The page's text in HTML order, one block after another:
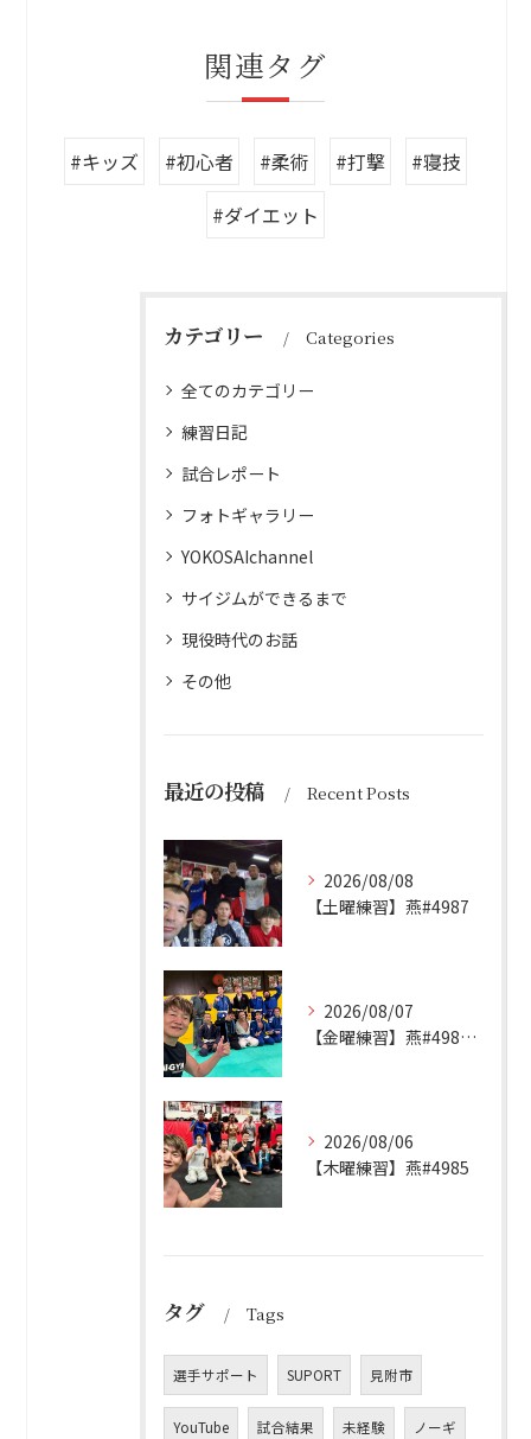
関連タグ
#キッズ #初心者 #柔術 #打撃
#寝技
#ダイエット
カテゴリー Categories
全てのカテゴリー
練習日記
試合レポート
フォトギャラリー
YOKOSAIchannel
サイジムができるまで
現役時代のお話
その他
最近の投稿 Recent Posts
2026/08/08
【土曜練習】燕#4987
2026/08/07
【金曜練習】燕#4986見附#493
2026/08/06
【木曜練習】燕#4985
タグ Tags
選手サポート SUPORT 見附市
YouTube 試合結果 未経験 ノーギ